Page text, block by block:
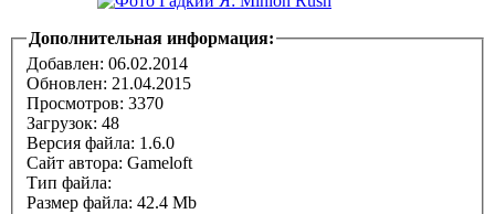
Дополнительная информация:
Добавлен: 06.02.2014
Обновлен: 21.04.2015
Просмотров: 3370
Загрузок: 48
Версия файла: 1.6.0
Сайт автора: Gameloft
Тип файла:
Размер файла: 42.4 Mb